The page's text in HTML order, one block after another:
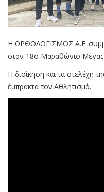
Η ΟΡΘΟΛΟΓΙΣΜΟΣ Α.Ε.
στον 18o Μαραθώνιο Μέγας
Η διοίκηση και τα στελέχη
έμπρακτα τον Αθλητισμό.